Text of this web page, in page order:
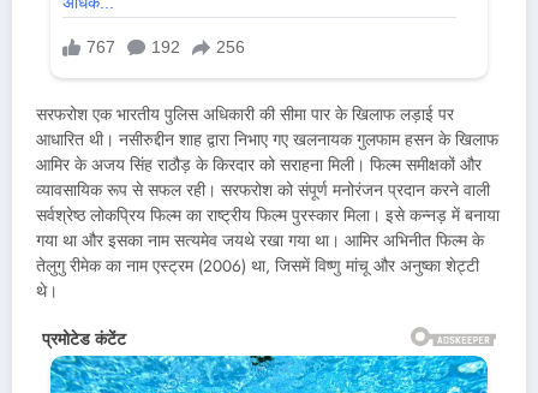
सरफरोश एक भारतीय पुलिस अधिकारी की सीमा पार के खिलाफ लड़ाई पर
आधारित थी। नसीरुद्दीन शाह द्वारा निभाए गए खलनायक गुलफाम हसन के खिलाफ
आमिर के अजय सिंह राठौड़ के किरदार को सराहना मिली। फिल्म समीक्षकों और
व्यावसायिक रूप से सफल रही। सरफरोश को संपूर्ण मनोरंजन प्रदान करने वाली
सर्वश्रेष्ठ लोकप्रिय फिल्म का राष्ट्रीय फिल्म पुरस्कार मिला। इसे कन्नड़ में बनाया
गया था और इसका नाम सत्यमेव जयथे रखा गया था। आमिर अभिनीत फिल्म के
तेलुगु रीमेक का नाम एस्ट्रम (2006) था, जिसमें विष्णु मांचू और अनुष्का शेट्टी
थे।